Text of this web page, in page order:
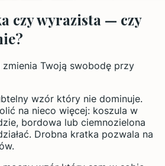
czy wyrazista — czy
Twoją swobodę przy
wzór który nie dominuje.
na nieco więcej: koszula w
bordowa lub ciemnozielona
Drobna kratka pozwala na